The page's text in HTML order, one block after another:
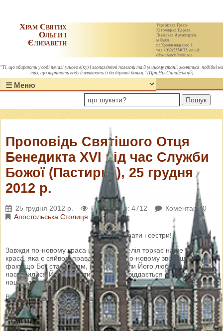
Українська Греко-
Католицька Церква.
Львівська Архиєпархія,
м.Львів,
пл.Кропивницького 1,
тел. (032)2334073, email:
olha-church@ukr.net
Храм Святих
Ольги і
Єлизавети
"Ті, що збирають у собі печалі (цього віку) і злопам'ятні помисли та й (в цьому стані) моляться, подібні на
тих, що черпають воду й вливають її до дірявої бочки." (Прп.Ніл Синайський)
Пошук
Проповідь Святішого Отця
Бенедикта XVI під час Служби
Божої (Пастирки), 25 грудня
2012 р.
25 грудня 2012 р. Переглядів: 4712
Коментарі: 0
Апостольська Столиця
Дорогі брати і сестри!
Завжди по-новому краса цього Євангелія торкає наше серце, –
краса, яка є сяйвом правди. Завжди по-новому зворушує нас
факт, що Бог стає Дитям, щоб ми могли Його любити, щоб ми
насмілилися Його любити, і, як Дитя, віддається довірливо в
наші руки.
Він начебто говорить: «Знаю, що Моя велич тебе лякає, що,
стоячи у Моєму сяйві, ти шукаєш самоствердження. Отож
приходжу до тебе як Дитятко, щоб ти міг прийняти Мене й
полюбити».